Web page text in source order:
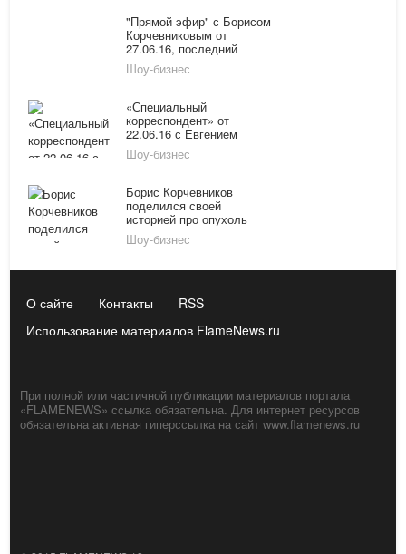
"Прямой эфир" с Борисом
Корчевниковым от
27.06.16, последний
выпуск онлайн: Наргиз
получает угрозы от мужа-
Шоу-бизнес
«Специальный
корреспондент» от
22.06.16 с Евгением
Поповым: последний
выпуск смотреть онлайн
Шоу-бизнес
Борис Корчевников
поделился своей
историей про опухоль
мозга
Шоу-бизнес
О сайте Контакты
RSS
Использование материалов FlameNews.ru
При полной или частичной публикации материалов портала
«FLAMENEWS» ссылка обязательна. Для интернет ресурсов
обязательна активная гиперссылка на сайт www.flamenews.ru